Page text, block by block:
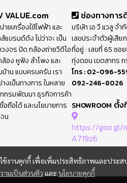
ช้งานคุกกี้ เพื่อเพิ่มประสิทธิภาพและประ
ามเป็นส่วนตัว และ นโยบายคุกกี้
VALUE.com
ยเครื่องใช้ไฟฟ้า และ
บรนด์ดัง ไม่ว่าจะ เป็น
งจร ปิด กล้องถ่ายวีดีโอ
อง หูฟัง ลำโพง และ
บ้าน แบบครบครัน เรา
งเป็นทางการ ในหลาย
กรมพัฒนา ธุรกิจการค้า
ถือได้ และนโยบายการ
น
ช่องทางกา
บริษัท เอ วี แวลู จำ
เลขประจำตัวผู้เสีย
ที่อยู่ : เลขที่ 65 ซอ
ทุ่งดอน เขตสาทร
โทร :02-096-
092-246-8026
SHOWROOM ตั้ง
https://goo.gl/
A719z6